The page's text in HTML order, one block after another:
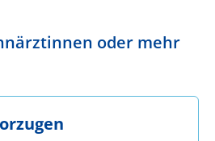
oder mehr